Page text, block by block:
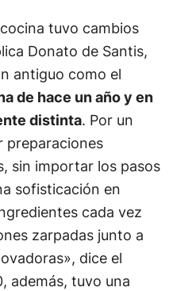
tuvo cambios
Donato de Santis,
antiguo como el
de hace un año y en
distinta. Por un
preparaciones
sin importar los pasos
sofisticación en
cada vez
zarpadas junto a
dice el
además, tuvo una